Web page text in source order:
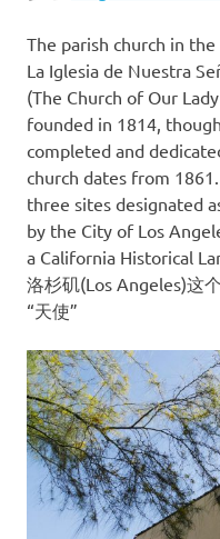
The parish church in
La Iglesia de Nuestra
(The Church of Our
founded in 1814,
completed and
church dates from
three sites designated
by the City of Los
a California Historical
洛杉矶(Los Angeles)这
“天使”